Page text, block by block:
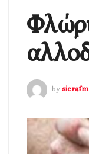
by sierafm